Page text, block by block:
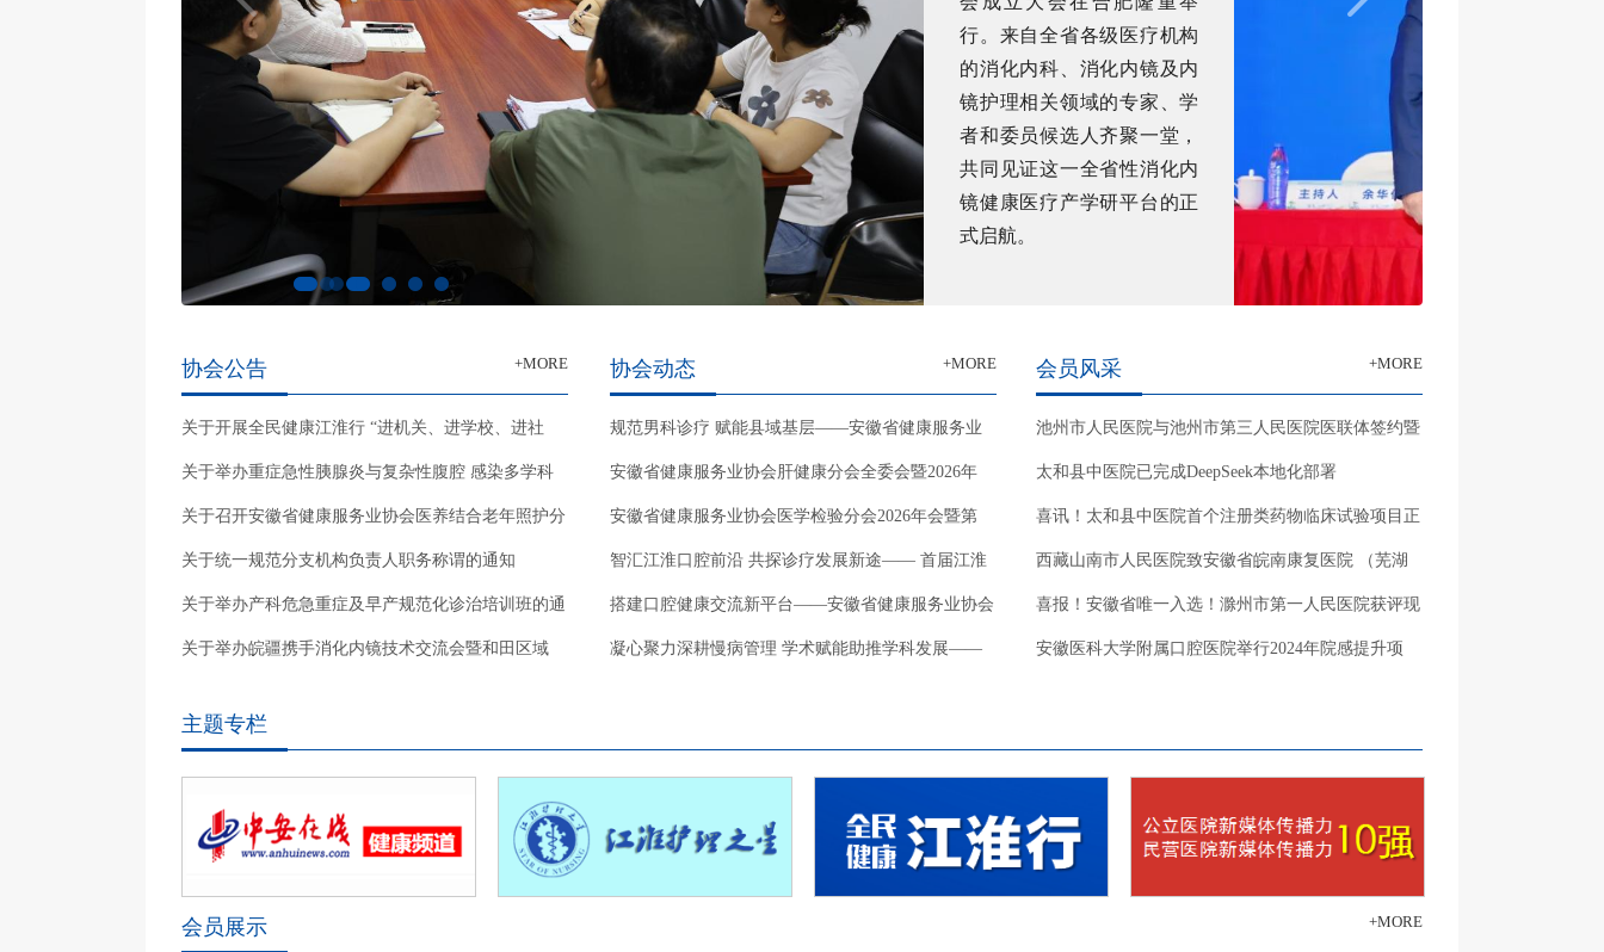
行。来自全省各级医疗机构
的消化内科、消化内镜及内
镜护理相关领域的专家、学
者和委员候选人齐聚一堂，
共同见证这一全省性消化内
镜健康医疗产学研平台的正
协会公告 +MORE
关于开展全民健康江淮行 “进机关、进学校、进社
关于举办重症急性胰腺炎与复杂性腹腔 感染多学科
关于召开安徽省健康服务业协会医养结合老年照护分
会
关于统一规范分支机构负责人职务称谓的通知
关于举办产科危急重症及早产规范化诊治培训班的通
知
关于举办皖疆携手消化内镜技术交流会暨和田区域
协会动态 +MORE
规范男科诊疗 赋能县域基层——安徽省健康服务业
协
安徽省健康服务业协会肝健康分会全委会暨2026年
安徽省健康服务业协会医学检验分会2026年会暨第
智汇江淮口腔前沿 共探诊疗发展新途—— 首届江淮
搭建口腔健康交流新平台——安徽省健康服务业协会
口
凝心聚力深耕慢病管理 学术赋能助推学科发展——
会员风采 +MORE
池州市人民医院与池州市第三人民医院医联体签约暨
精
太和县中医院已完成DeepSeek本地化部署
喜讯！太和县中医院首个注册类药物临床试验项目正
式
西藏山南市人民医院致安徽省皖南康复医院 （芜湖
市
喜报！安徽省唯一入选！滁州市第一人民医院获评现
代
安徽医科大学附属口腔医院举行2024年院感提升项
主题专栏
会员展示 +MORE